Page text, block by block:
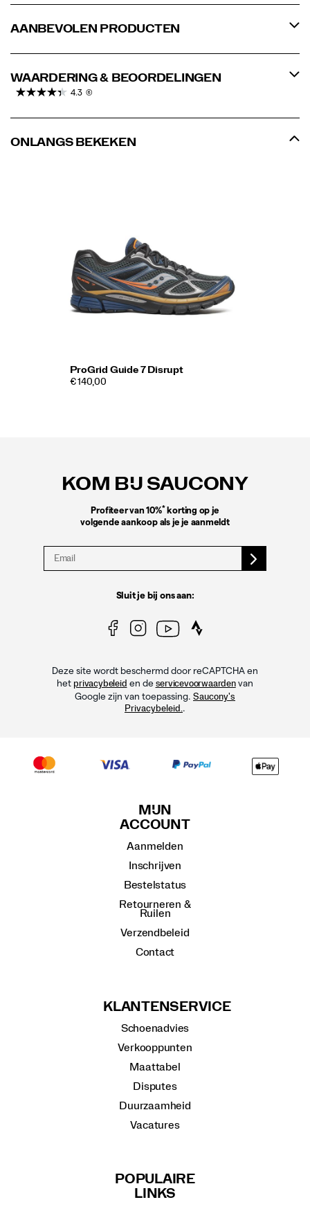
AANBEVOLEN PRODUCTEN
WAARDERING & BEOORDELINGEN
4.3 (6)
ONLANGS BEKEKEN
ProGrid Guide 7 Disrupt
€ 140,00
KOM BIJ SAUCONY
Profiteer van 10%* korting op je
volgende aankoop als je je aanmeldt
Sluit je bij ons aan:
Deze site wordt beschermd door reCAPTCHA en
het privacybeleid en de servicevoorwaardenvan
Google zijn van toepassing. Saucony's
Privacybeleid. .
MIJN
ACCOUNT
Aanmelden
Inschrijven
Bestelstatus
Retourneren &
Ruilen
Verzendbeleid
Contact
KLANTENSERVICE
Schoenadvies
Verkooppunten
Maattabel
Disputes
Duurzaamheid
Vacatures
POPULAIRE
LINKS